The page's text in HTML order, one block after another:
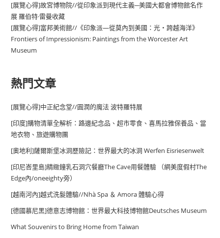
[展覽心得]故宮博物院//從印象派到現代主義─美國大都會博物館名作
展 羅伯特·雷曼收藏
[展覽心得]富邦美術館//《印象派—從莫內到美國：光・跨越海洋》
Frontiers of Impressionism: Paintings from the Worcester Art
Museum
熱門文章
[展覽心得]中正紀念堂//圓潤的魔法 波特羅特展
[印度]購物清單全解析：路邊紀念品、超市零食、喜馬拉雅保養品、當
地衣物、旅遊購物團
[奧地利]薩爾斯堡冰洞歷險記：世界最大的冰洞 Werfen Eisriesenwelt
[印尼峇里島]精緻鐘乳石洞穴餐廳The Cave用餐體驗 （網美度假村The
Edge內/oneeighty旁）
[越南河內]越式洗髮體驗//Nhà Spa ＆ Amora 體驗心得
[德國慕尼黑]德意志博物館：世界最大科技博物館Deutsches Museum
What Souvenirs to Bring Home from Taiwan